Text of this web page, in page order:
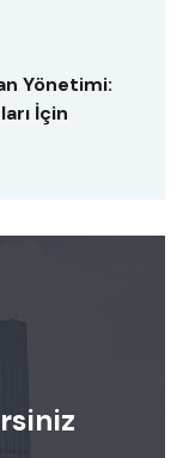
Yönetimi:
İçin